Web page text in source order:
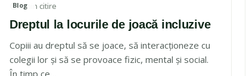
IMAGINE ARTICOL
Blog
Dreptul la locurile de joacă incluzive
Copiii au dreptul să se joace, să interacționeze cu
colegii lor și să se provoace fizic, mental și social.
În timp ce…
3 min citire